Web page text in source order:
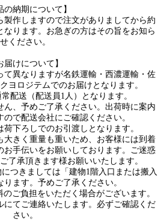
の納期について】
製作しますので注文がありましてから約
なります。お急ぎの方はその旨をお知ら
せください。
届けについて】
て異なりますが名鉄運輸・西濃運輸・佐
ヨロジテムでのお届けとなります。
配送（配送員1人）となります。
ん、予めご了承ください。出荷時に案内
で配送会社にご確認ください。
荷下ろしでのお引渡しとなります。
大きく重量も重いため、お客様には到着
お手伝いをお願いしております。ご迷惑
了承頂きます様お願いいたします。
つきましては「建物1階入口または搬入
ります。予めご了承ください。
ご負担をいただく場合がございます。
にてご連絡いたします。必ずご確認くだ
さい。